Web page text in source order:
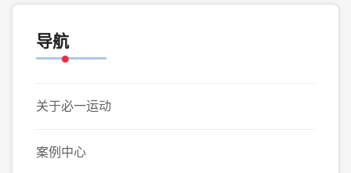
导航
关于必一运动
案例中心